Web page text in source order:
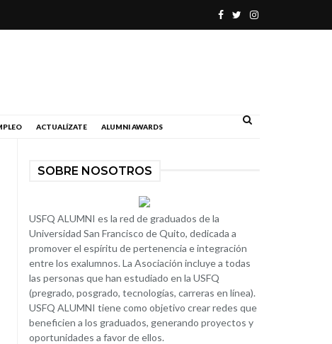
ACTUALÍZATE ALUMNI AWARDS
SOBRE NOSOTROS
USFQ ALUMNI es la red de graduados de la
Universidad San Francisco de Quito, dedicada a
promover el espíritu de pertenencia e integración
entre los exalumnos. La Asociación incluye a todas
las personas que han estudiado en la USFQ
(pregrado, posgrado, tecnologías, carreras en línea).
USFQ ALUMNI tiene como objetivo crear redes que
beneficien a los graduados, generando proyectos y
oportunidades a favor de ellos.